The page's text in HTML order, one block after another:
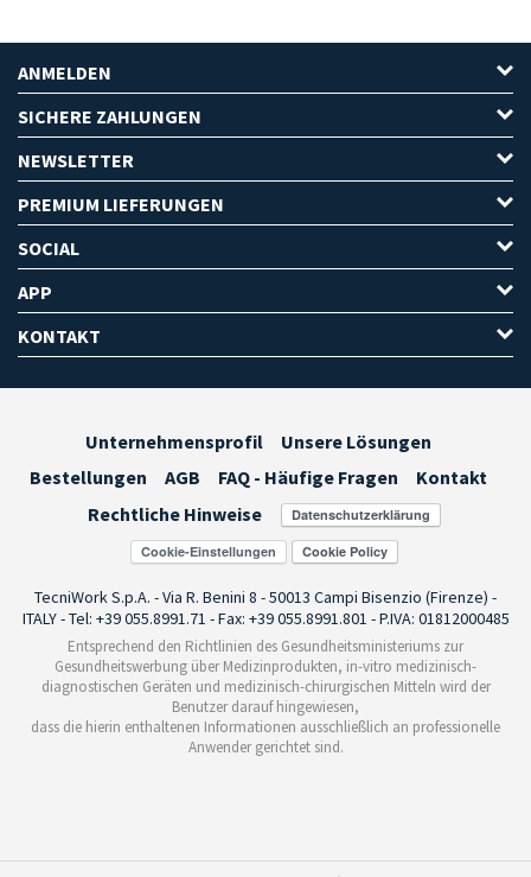
ANMELDEN
SICHERE ZAHLUNGEN
NEWSLETTER
PREMIUM LIEFERUNGEN
SOCIAL
APP
KONTAKT
Unternehmensprofil
Unsere Lösungen
Bestellungen
AGB FAQ - Häufige Fragen
Kontakt
Rechtliche Hinweise
Cookie-Einstellungen
TecniWork S.p.A. - Via R. Benini 8 - 50013 Campi Bisenzio (Firenze) -
ITALY - Tel: +39 055.8991.71 - Fax: +39 055.8991.801 - P.IVA: 01812000485
Entsprechend den Richtlinien des Gesundheitsministeriums zur
Gesundheitswerbung über Medizinprodukten, in-vitro medizinisch-
diagnostischen Geräten und medizinisch-chirurgischen Mitteln wird der
Benutzer darauf hingewiesen,
dass die hierin enthaltenen Informationen ausschließlich an professionelle
Anwender gerichtet sind.